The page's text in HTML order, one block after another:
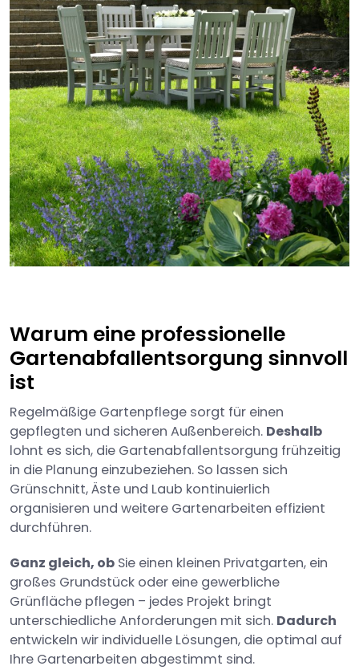
Warum eine professionelle
Gartenabfallentsorgung sinnvoll
ist
Regelmäßige Gartenpflege sorgt für einen
gepflegten und sicheren Außenbereich. Deshalb
lohnt es sich, die Gartenabfallentsorgung frühzeitig
in die Planung einzubeziehen. So lassen sich
Grünschnitt, Äste und Laub kontinuierlich
organisieren und weitere Gartenarbeiten effizient
durchführen.
Ganz gleich, ob Sie einen kleinen Privatgarten, ein
großes Grundstück oder eine gewerbliche
Grünfläche pflegen – jedes Projekt bringt
unterschiedliche Anforderungen mit sich. Dadurch
entwickeln wir individuelle Lösungen, die optimal auf
Ihre Gartenarbeiten abgestimmt sind.